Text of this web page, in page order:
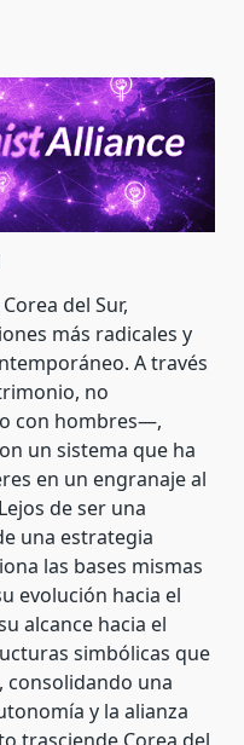
del Sur,
más radicales y
A través
no
con hombres—,
un sistema que ha
en un engranaje al
de ser una
una estrategia
las bases mismas
evolución hacia el
alcance hacia el
simbólicas que
una
y la alianza
trasciende Corea del